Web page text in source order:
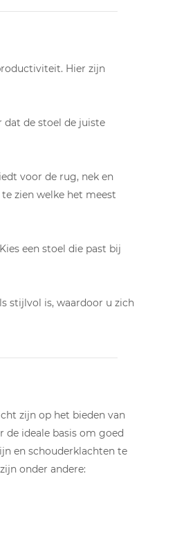
Hier zijn
dat de stoel de juiste
voor de rug, nek en
zien welke het meest
een stoel die past bij
stijlvol is, waardoor u zich
zijn op het bieden van
de ideale basis om goed
en schouderklachten te
onder andere: